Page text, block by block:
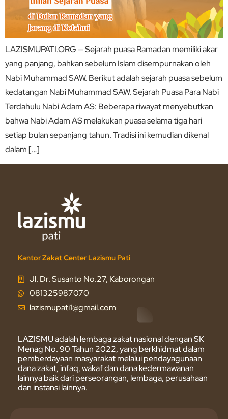
LAZISMUPATI.ORG — Sejarah puasa Ramadan memiliki akar
yang panjang, bahkan sebelum Islam disempurnakan oleh
Nabi Muhammad SAW. Berikut adalah sejarah puasa sebelum
kedatangan Nabi Muhammad SAW. Sejarah Puasa Para Nabi
Terdahulu Nabi Adam AS: Beberapa riwayat menyebutkan
bahwa Nabi Adam AS melakukan puasa selama tiga hari
setiap bulan sepanjang tahun. Tradisi ini kemudian dikenal
dalam […]
Kantor Zakat Center Lazismu Pati
Jl. Dr. Susanto No.27, Kaborongan
081325987070
lazismupati1@gmail.com
LAZISMU adalah lembaga zakat nasional dengan SK
Menag No. 90 Tahun 2022, yang berkhidmat dalam
pemberdayaan masyarakat melalui pendayagunaan
dana zakat, infaq, wakaf dan dana kedermawanan
lainnya baik dari perseorangan, lembaga, perusahaan
dan instansi lainnya.